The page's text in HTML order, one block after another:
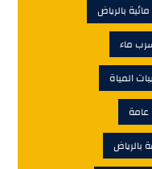
بالرياض
ماء
المياة